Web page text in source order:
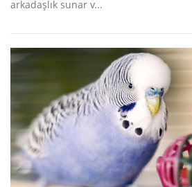
arkadaşlık sunar v...